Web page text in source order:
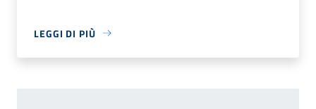
LEGGI DI PIÙ